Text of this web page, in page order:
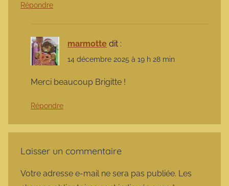
Répondre
marmotte dit :
14 décembre 2025 à 19 h 28 min
Merci beaucoup Brigitte !
Répondre
Laisser un commentaire
Votre adresse e-mail ne sera pas publiée. Les